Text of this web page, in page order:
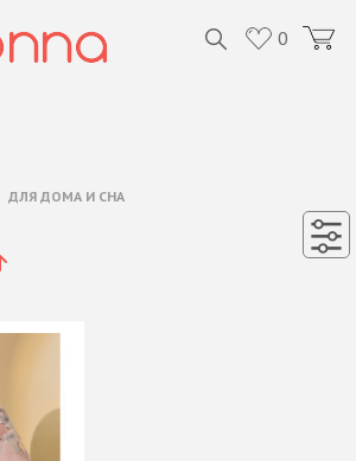
0
ДЛЯ ДОМА И СНА